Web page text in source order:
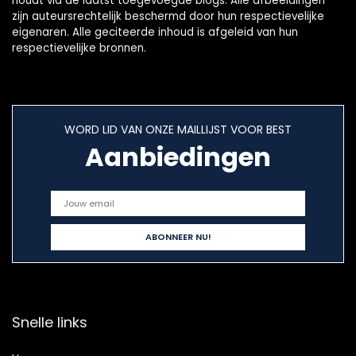
zijn auteursrechtelijk beschermd door hun respectievelijke
eigenaren. Alle geciteerde inhoud is afgeleid van hun
respectievelijke bronnen.
WORD LID VAN ONZE MAILLIJST VOOR BEST
Aanbiedingen
Snelle links